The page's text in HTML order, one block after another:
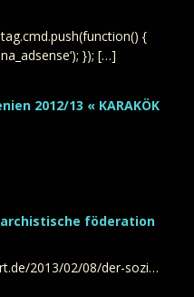
{
}); […]
2012/13 « KARAKÖK
föderation
2013/02/08/der-sozi…